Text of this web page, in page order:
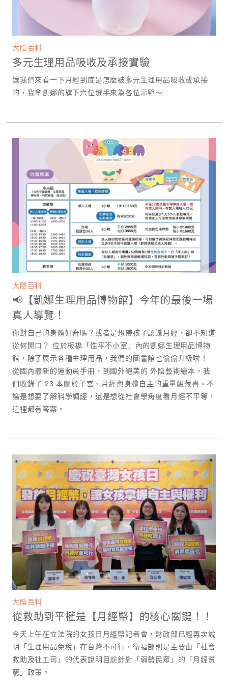
大陰百科
多元生理用品吸收及承接實驗
讓我們來看一下月經到底是怎麼被多元生理用品吸收或承接
的，我拿凱娜的旗下六位選手來為各位示範～
大陰百科
📢【凱娜生理用品博物館】今年的最後一場
真人導覽！
你對自己的身體好奇嗎？或者是想帶孩子認識月經，卻不知道
從何開口？ 位於板橋「性平不小室」內的凱娜生理用品博物
館，除了展示各種生理用品，我們的圖書館也偷偷升級啦！
從國內最新的運動員手冊，到國外絕美的 外陰藝術繪本，我
們收錄了 23 本關於子宮、月經與身體自主的重量級藏書。不
論是想要了解科學調經，還是想從社會學角度看月經不平等，
這裡都有答案。
大陰百科
從救助到平權是【月經幣】的核心關鍵！！
今天上午在立法院的女孩日月經幣記者會，財政部已經再次說
明「生理用品免稅」在台灣不可行，衛福部則是主要由「社會
救助及社工司」的代表說明目前針對「弱勢民眾」的「月經貧
窮」政策。